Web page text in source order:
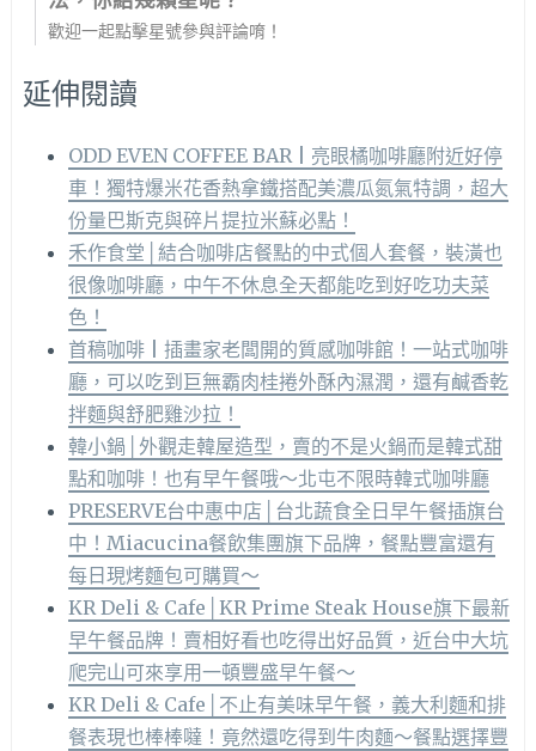
歡迎一起點擊星號參與評論唷！
延伸閱讀
ODD EVEN COFFEE BAR | 亮眼橘咖啡廳附近好停
車！獨特爆米花香熱拿鐵搭配美濃瓜氮氣特調，超大
份量巴斯克與碎片提拉米蘇必點！
禾作食堂│結合咖啡店餐點的中式個人套餐，裝潢也
很像咖啡廳，中午不休息全天都能吃到好吃功夫菜
色！
首稿咖啡 | 插畫家老闆開的質感咖啡館！一站式咖啡
廳，可以吃到巨無霸肉桂捲外酥內濕潤，還有鹹香乾
拌麵與舒肥雞沙拉！
韓小鍋│外觀走韓屋造型，賣的不是火鍋而是韓式甜
點和咖啡！也有早午餐哦～北屯不限時韓式咖啡廳
PRESERVE台中惠中店│台北蔬食全日早午餐插旗台
中！Miacucina餐飲集團旗下品牌，餐點豐富還有
每日現烤麵包可購買～
KR Deli & Cafe│KR Prime Steak House旗下最新
早午餐品牌！賣相好看也吃得出好品質，近台中大坑
爬完山可來享用一頓豐盛早午餐～
KR Deli & Cafe│不止有美味早午餐，義大利麵和排
餐表現也棒棒噠！竟然還吃得到牛肉麵～餐點選擇豐